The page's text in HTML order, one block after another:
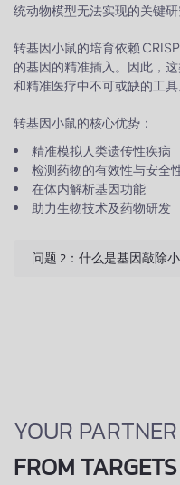
统动物模型无法实现的关键研
转基因小鼠的培育依赖
的基因的精准插入。因此，
和精准医疗中不可或缺的工具
转基因小鼠的核心优势：
精准模拟人类遗传性疾病
检测药物的有效性与安全
在体内解析基因功能
助力生物技术及药物研发
问题 2：什么是基因敲除
YOUR PARTNER
FROM